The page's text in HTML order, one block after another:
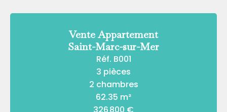
Vente Appartement
Saint-Marc-sur-Mer
Réf. B001
3 pièces
2 chambres
62.35 m²